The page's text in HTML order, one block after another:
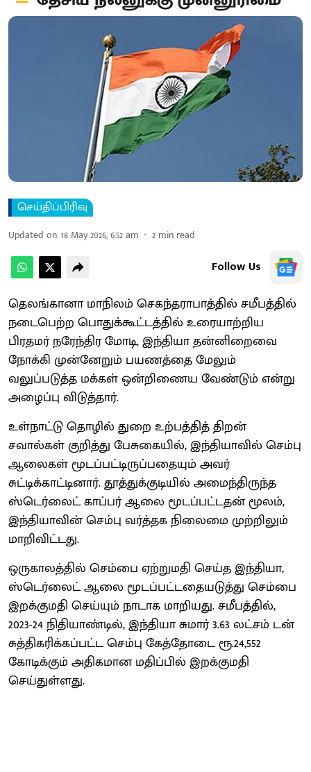
செய்திப்பிரிவு
Updated on:18 May 2026, 6:52 am 2 min read
Follow Us
தெலங்கானா மாநிலம் செகந்தராபாத்தில் சமீபத்தில்
நடைபெற்ற பொதுக்கூட்டத்தில் உரையாற்றிய
பிரதமர் நரேந்திர மோடி, இந்தியா தன்னிறைவை
நோக்கி முன்னேறும் பயணத்தை மேலும்
வலுப்படுத்த மக்கள் ஒன்றிணைய வேண்டும் என்று
அழைப்பு விடுத்தார்.
உள்நாட்டு தொழில் துறை உற்பத்தித் திறன்
சவால்கள் குறித்து பேசுகையில், இந்தியாவில் செம்பு
ஆலைகள் மூடப்பட்டிருப்பதையும் அவர்
சுட்டிக்காட்டினார். தூத்துக்குடியில் அமைந்திருந்த
ஸ்டெர்லைட் காப்பர் ஆலை மூடப்பட்டதன் மூலம்,
இந்தியாவின் செம்பு வர்த்தக நிலைமை முற்றிலும்
மாறிவிட்டது.
ஒருகாலத்தில் செம்பை ஏற்றுமதி செய்த இந்தியா,
ஸ்டெர்லைட் ஆலை மூடப்பட்டதையடுத்து செம்பை
இறக்குமதி செய்யும் நாடாக மாறியது. சமீபத்தில்,
2023-24 நிதியாண்டில், இந்தியா சுமார் 3.63 லட்சம் டன்
சுத்திகரிக்கப்பட்ட செம்பு கேத்தோடை ரூ.24,552
கோடிக்கும் அதிகமான மதிப்பில் இறக்குமதி
செய்துள்ளது.